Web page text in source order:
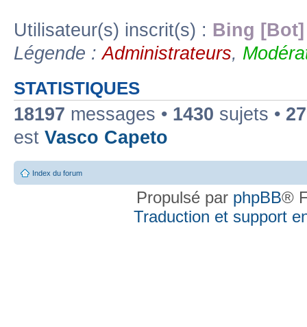
Utilisateur(s) inscrit(s) : Bing [Bot]
Légende :Administrateurs,
STATISTIQUES
18197 messages • 1430 sujets •
est Vasco Capeto
Index du forum
Propulsé par phpBB®
Traduction et support